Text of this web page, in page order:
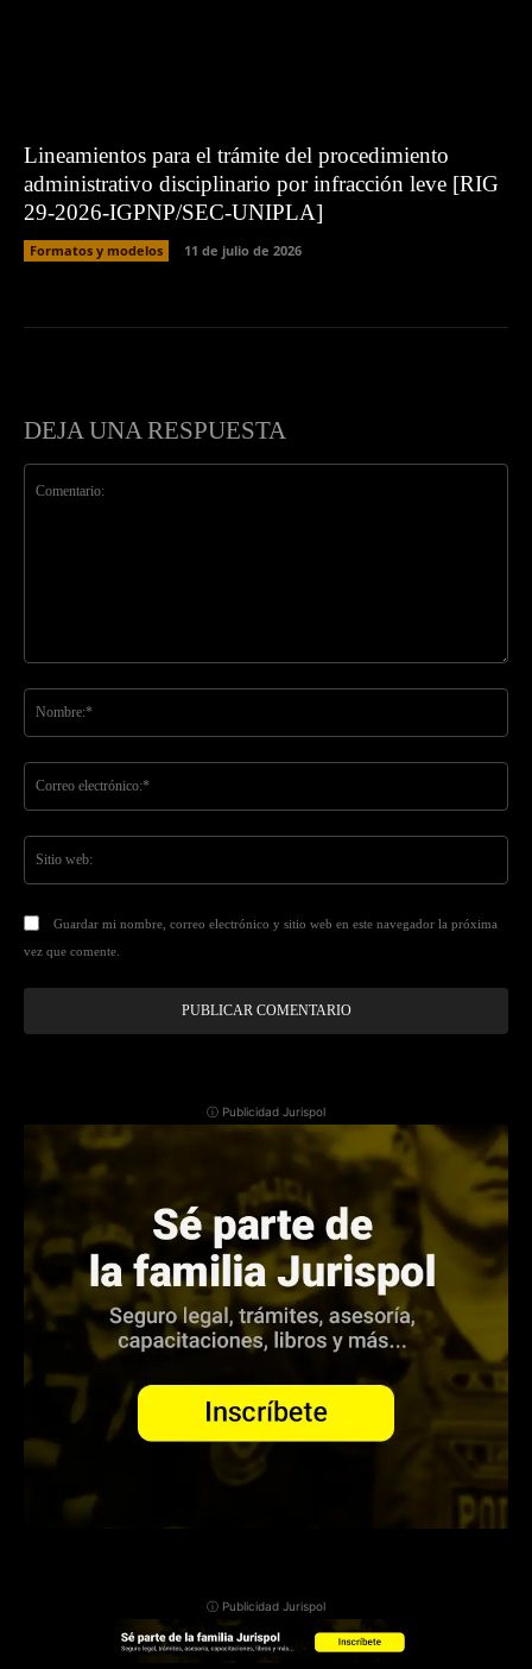
Lineamientos para el trámite del procedimiento
administrativo disciplinario por infracción leve [RIG
29-2026-IGPNP/SEC-UNIPLA]
Formatos y modelos 11 de julio de 2026
DEJA UNA RESPUESTA
Guardar mi nombre, correo electrónico y sitio web en este navegador la próxima
vez que comente.
ⓘ Publicidad Jurispol
ⓘ Publicidad Jurispol